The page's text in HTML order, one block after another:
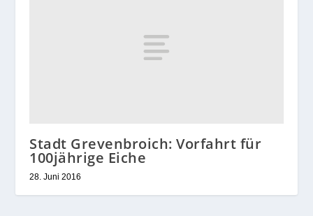
Stadt Grevenbroich: Vorfahrt für
100jährige Eiche
28. Juni 2016